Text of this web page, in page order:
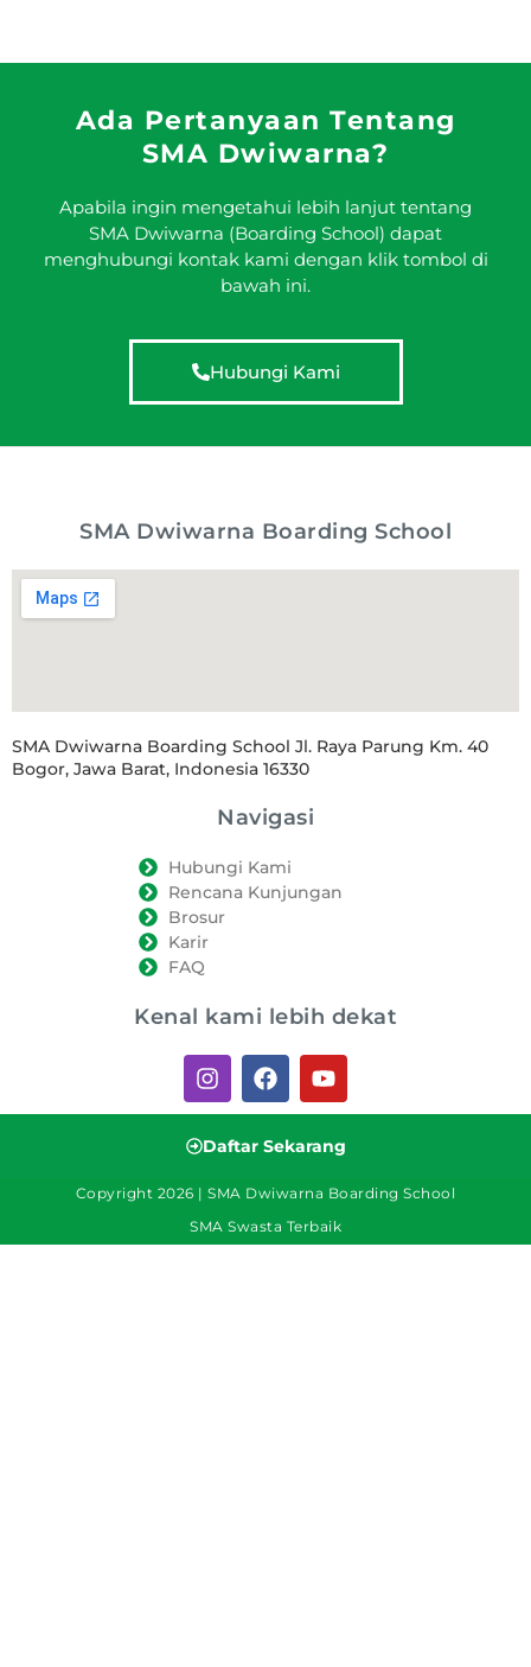
Ada Pertanyaan Tentang
SMA Dwiwarna?
Apabila ingin mengetahui lebih lanjut tentang
SMA Dwiwarna (Boarding School) dapat
menghubungi kontak kami dengan klik tombol di
bawah ini.
Hubungi Kami
SMA Dwiwarna Boarding School
SMA Dwiwarna Boarding School Jl. Raya Parung Km. 40
Bogor, Jawa Barat, Indonesia 16330
Navigasi
Hubungi Kami
Rencana Kunjungan
Brosur
Karir
FAQ
Kenal kami lebih dekat
Daftar Sekarang
Copyright 2026 | SMA Dwiwarna Boarding School
SMA Swasta Terbaik